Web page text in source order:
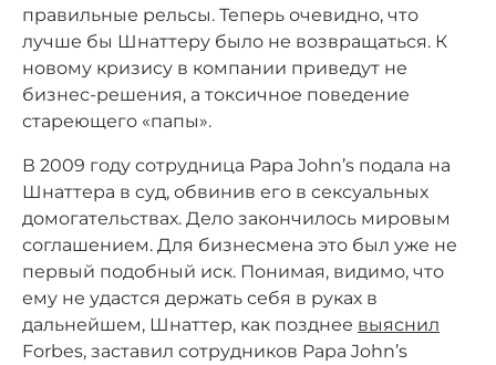
правильные рельсы. Теперь очевидно, что
лучше бы Шнаттеру было не возвращаться. К
новому кризису в компании приведут не
бизнес-решения, а токсичное поведение
стареющего «папы».
В 2009 году сотрудница Papa John’s подала на
Шнаттера в суд, обвинив его в сексуальных
домогательствах. Дело закончилось мировым
соглашением. Для бизнесмена это был уже не
первый подобный иск. Понимая, видимо, что
ему не удастся держать себя в руках в
дальнейшем, Шнаттер, как позднее выяснил
Forbes, заставил сотрудников Papa John’s